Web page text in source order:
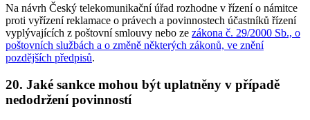
Na návrh Český telekomunikační úřad rozhodne v řízení o námitce
proti vyřízení reklamace o právech a povinnostech účastníků řízení
vyplývajících z poštovní smlouvy nebo ze zákona č. 29/2000 Sb., o
poštovních službách a o změně některých zákonů, ve znění
pozdějších předpisů.
20. Jaké sankce mohou být uplatněny v případě
nedodržení povinností